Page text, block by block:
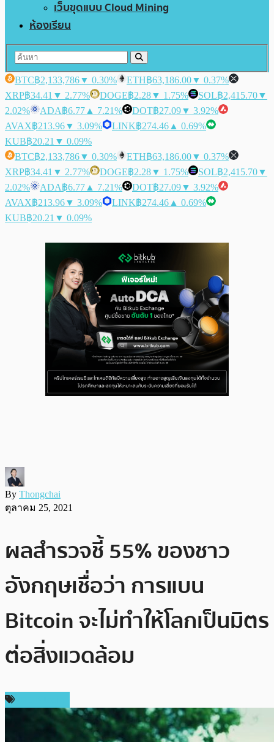
เว็บขุดแบบ Cloud Mining
ห้องเรียน
BTC฿2,133,786▼ 0.30% ETH฿63,186.00▼ 0.37%
XRP฿34.41 ▼ 2.77% DOGE฿2.28▼ 1.75% SOL฿2,415.70▼
2.02%
ADA฿6.77 ▲ 7.21% DOT฿27.09▼ 3.92%
AVAX฿213.96▼ 3.09% LINK฿274.46 ▲ 0.69%
KUB฿20.21 ▼ 0.09%
BTC฿2,133,786▼ 0.30% ETH฿63,186.00▼ 0.37%
XRP฿34.41 ▼ 2.77% DOGE฿2.28▼ 1.75% SOL฿2,415.70▼
2.02%
ADA฿6.77 ▲ 7.21% DOT฿27.09▼ 3.92%
AVAX฿213.96▼ 3.09% LINK฿274.46 ▲ 0.69%
KUB฿20.21 ▼ 0.09%
By Thongchai
ตุลาคม 25, 2021
ผลสำรวจชี้ 55% ของชาว
อังกฤษเชื่อว่า การแบน
Bitcoin จะไม่ทำให้โลกเป็นมิตร
ต่อสิ่งแวดล้อม